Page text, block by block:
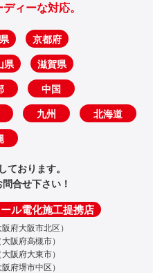
ィーな対応。
京都府
県 滋賀県
中国
九州 北海道
ております。
合せ下さい！
ル電化施工提携店
阪府大阪市北区）
大阪府高槻市）
大阪府大東市）
阪府堺市中区）